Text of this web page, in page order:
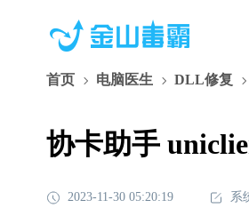
首页 电脑医生 DLL修复
协卡助手
2023-11-30 05:20:19 系